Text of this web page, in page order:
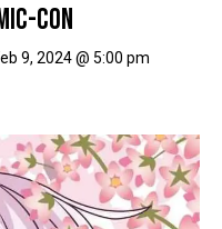
CON
9, 2024 @ 5:00 pm